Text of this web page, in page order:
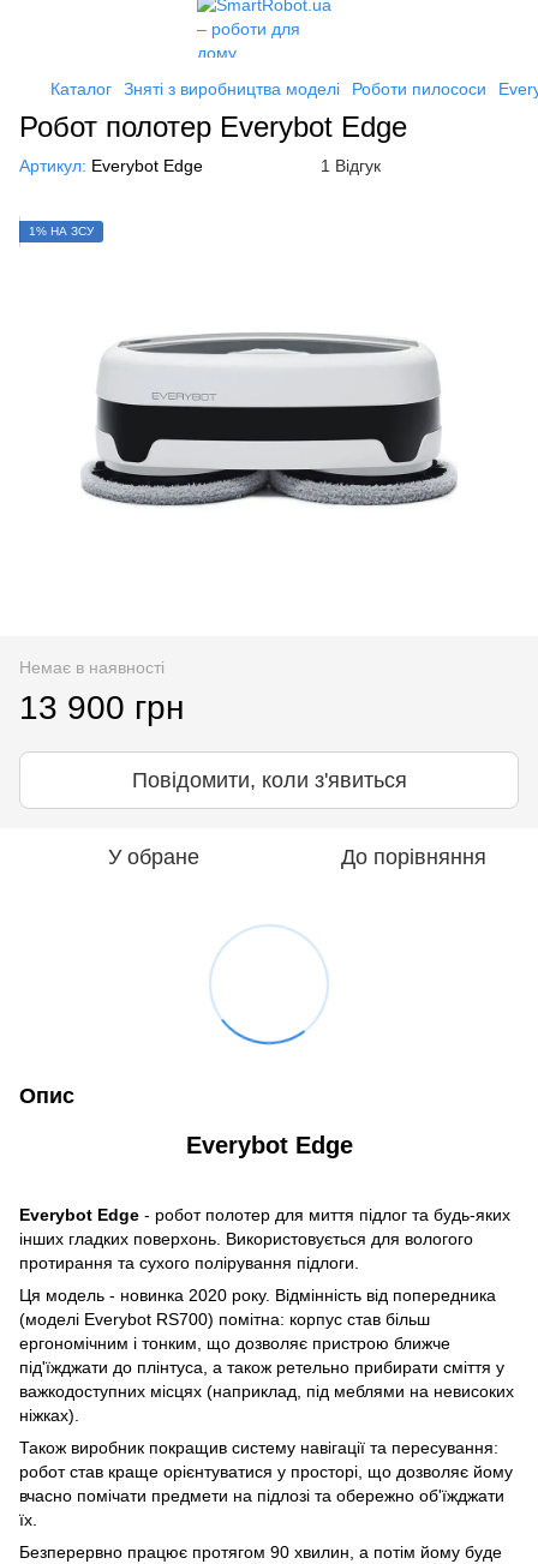
Каталог Зняті з виробництва моделі Роботи пилососи
Робот полотер Everybot Edge
Артикул: Everybot Edge 1 Відгук
1% НА ЗСУ
Немає в наявності
13 900 грн
Повідомити, коли з'явиться
У обране До порівняння
Опис
Everybot Edge
Everybot Edge - робот полотер для миття підлог та будь-яких
інших гладких поверхонь. Використовується для вологого
протирання та сухого полірування підлоги.
Ця модель - новинка 2020 року. Відмінність від попередника
(моделі Everybot RS700) помітна: корпус став більш
ергономічним і тонким, що дозволяє пристрою ближче
під'їжджати до плінтуса, а також ретельно прибирати сміття у
важкодоступних місцях (наприклад, під меблями на невисоких
ніжках).
Також виробник покращив систему навігації та пересування:
робот став краще орієнтуватися у просторі, що дозволяє йому
вчасно помічати предмети на підлозі та обережно об'їжджати
їх.
Безперервно працює протягом 90 хвилин, а потім йому буде